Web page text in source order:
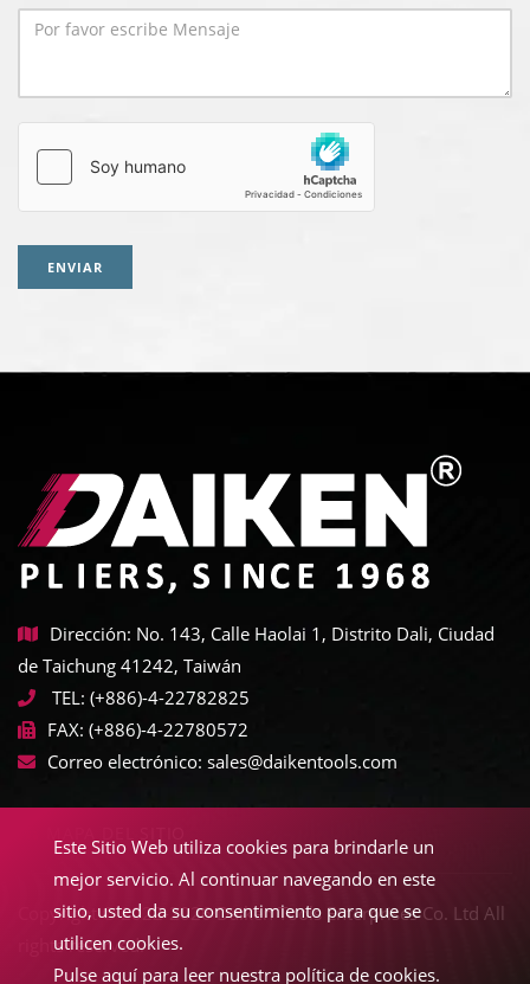
ENVIAR
Dirección: No. 143, Calle Haolai 1, Distrito Dali, Ciudad
de Taichung 41242, Taiwán
TEL: (+886)-4-22782825
FAX: (+886)-4-22780572
Correo electrónico: sales@daikentools.com
Copyright © 2022-2026 Daiken Tools Enterprises Co. Ltd All
rights reserved.
Este Sitio Web utiliza cookies para brindarle un
mejor servicio. Al continuar navegando en este
sitio, usted da su consentimiento para que se
utilicen cookies.
Pulse aquí para leer nuestra política de cookies.